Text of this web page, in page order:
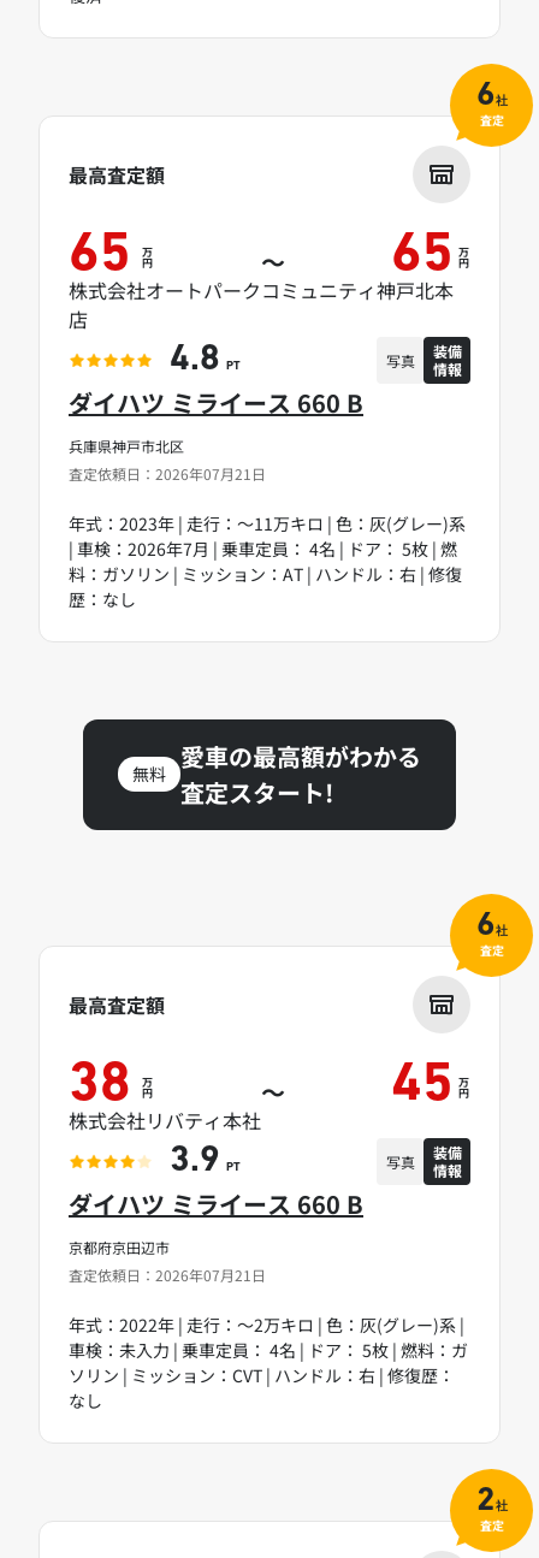
兵庫県神戸市北区
査定依頼日：2026年07月21日
ダイハツ ミライース 660 B
年式：2023年 | 走行：～11万キロ | 色：灰(グレー)系
| 車検：2026年7月 | 乗車定員： 4名 | ドア： 5枚 | 燃
料：ガソリン | ミッション：AT | ハンドル：右 | 修復
歴：なし
最高査定額
65 万
円 ～ 65 万
円
株式会社オートパークコミュニティ神戸北本
店
4.8 PT 写真
装備
情報
6社
査定
無料
愛車の最高額がわかる
査定スタート!
京都府京田辺市
査定依頼日：2026年07月21日
ダイハツ ミライース 660 B
年式：2022年 | 走行：～2万キロ | 色：灰(グレー)系 |
車検：未入力 | 乗車定員： 4名 | ドア： 5枚 | 燃料：ガ
ソリン | ミッション：CVT | ハンドル：右 | 修復歴：
なし
最高査定額
38 万
円 ～ 45 万
円
株式会社リバティ本社
3.9 PT 写真
装備
情報
6社
査定
2社
査定